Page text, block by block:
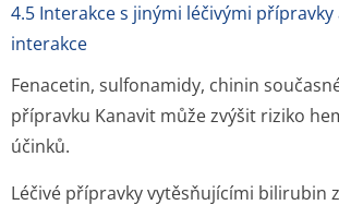
4.5 Interakce s jinými léčivými
interakce
Fenacetin, sulfonamidy, chinin
přípravku Kanavit může zvýšit riziko
účinků.
Léčivé přípravky vytěsňujícími bilirubin